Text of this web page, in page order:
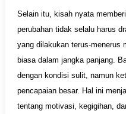
Selain itu, kisah nyata
perubahan tidak selalu harus
yang dilakukan terus-menerus
biasa dalam jangka panjang.
dengan kondisi sulit, namun
pencapaian besar. Hal ini
tentang motivasi, kegigihan,